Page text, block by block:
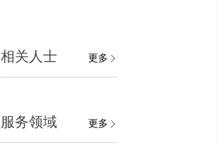
相关人士 更多
服务领域 更多